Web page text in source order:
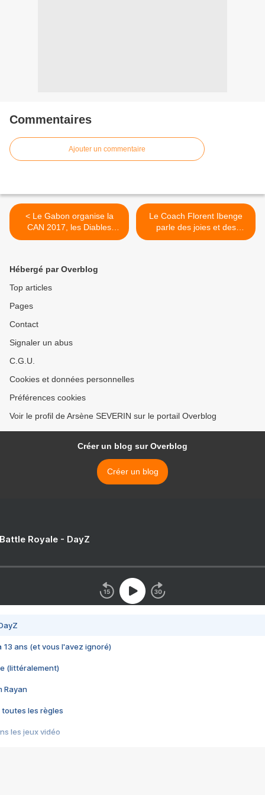
Commentaires
Ajouter un commentaire
< Le Gabon organise la
CAN 2017, les Diables
rouges face au Kenya et à
Le Coach Florent Ibenge
parle des joies et des
craintes des Léopards de la
Hébergé par Overblog
Top articles
Pages
Contact
Signaler un abus
C.G.U.
Cookies et données personnelles
Préférences cookies
Voir le profil de Arsène SEVERIN sur le portail Overblog
Créer un blog sur Overblog
Créer un blog
Royale - DayZ
13 ans (et vous l'avez ignoré)
(littéralement)
Rayan
toutes les règles
les jeux vidéo